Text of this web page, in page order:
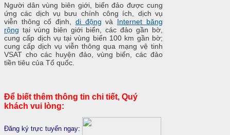
Người dân vùng biên giới, biển đảo được cung
ứng các dịch vụ bưu chính công ích, dịch vụ
viễn thông cố định, di động và Internet băng
rộng tại vùng biên giới biển, các đảo gần bờ,
cung cấp dịch vụ tại vùng biển 100 km gần bờ;
cung cấp dịch vụ viễn thông qua mạng vệ tinh
VSAT cho các huyện đảo, vùng biển, các đảo
tiền tiêu của Tổ quốc.
Để biết thêm thông tin chi tiết, Quý
khách vui lòng:
Đăng ký trực tuyến ngay: